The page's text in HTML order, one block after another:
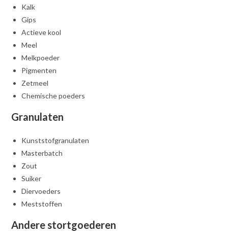
Kalk
Gips
Actieve kool
Meel
Melkpoeder
Pigmenten
Zetmeel
Chemische poeders
Granulaten
Kunststofgranulaten
Masterbatch
Zout
Suiker
Diervoeders
Meststoffen
Andere stortgoederen